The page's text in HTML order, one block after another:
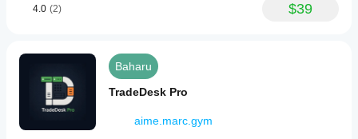
4.0 (2) $39
Baharu
TradeDesk Pro
aime.marc.gym